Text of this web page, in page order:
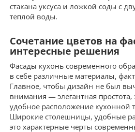
стакана уксуса и ложкой соды с
теплой воды.
Сочетание цветов на
интересные решения
Фасады кухонь современного
в себе различные материалы,
Главное, чтобы дизайн не был
внимания — элегантная простота,
удобное расположение кухонной
Широкие столешницы, удобные
это характерные черты